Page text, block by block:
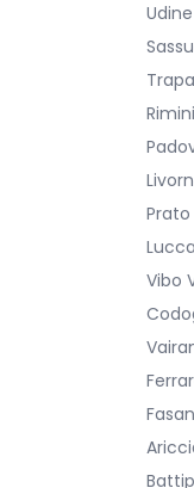
Udine
Rimini
Prato
Lucca
Vibo